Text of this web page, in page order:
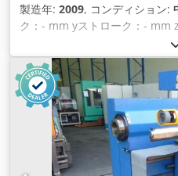
製造年: 2009, コンディション:
ク：- mm yストローク：- mm
最大10 bar 動作電圧：380 V
Acpskr 機械重量：約228 kg 機
0.98 x 0.65 x 1.16 m こちらは
本装置はPC経由で「上昇」位
は車両整備用（特にDBの鉄道
ため、アンロックはメーカー
ーキ装置は記載の通り、現状